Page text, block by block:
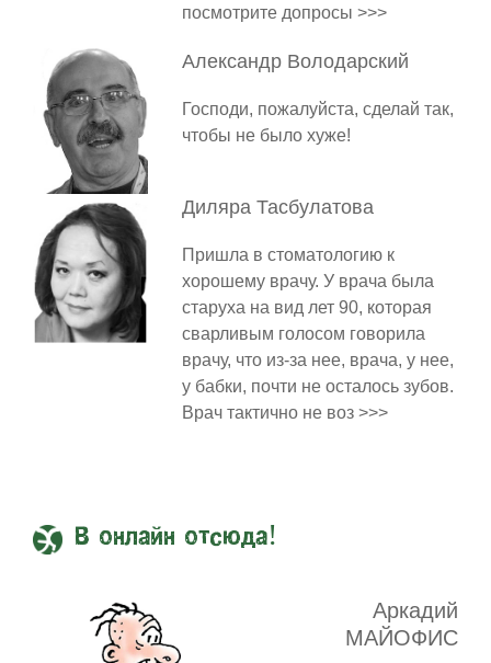
посмотрите допросы >>>
Александр Володарский
Господи, пожалуйста, сделай так,
чтобы не было хуже!
Диляра Тасбулатова
Пришла в стоматологию к
хорошему врачу. У врача была
старуха на вид лет 90, которая
сварливым голосом говорила
врачу, что из-за нее, врача, у нее,
у бабки, почти не осталось зубов.
Врач тактично не воз >>>
В онлайн отсюда!
Аркадий
МАЙОФИС